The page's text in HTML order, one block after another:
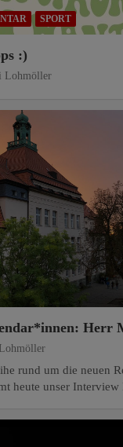
SPORT
:)
Lohmöller
Herr
rund um die neuen
heute unser